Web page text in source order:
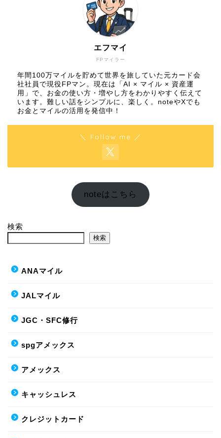
FPマイラー
エフマイ
年間100万マイルを貯めて世界を旅していた元カード会
社社員で現役FPマン。現在は「AI × マイル × 資産運
用」で、お金の使い方・増やし方をわかりやすく伝えて
います。難しい話をシンプルに、楽しく。noteやXでも
お金とマイルの活用を発信中！
＼ Follow me ／
noteはこちら
検索
検索
ANAマイル
JALマイル
JGC・SFC修行
spgアメックス
アメックス
キャッシュレス
クレジットカード